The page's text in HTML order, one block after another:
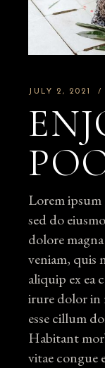
JULY 2, 2021
Lorem
sed do
dolore
veniam, quis
aliquip ex ea
irure dolor in
esse cillum
Habitant
vitae congue